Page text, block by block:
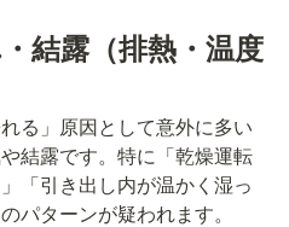
結露（排熱・温度
る」原因として意外に多い
結露です。特に「乾燥運転
「引き出し内が温かく湿っ
パターンが疑われます。